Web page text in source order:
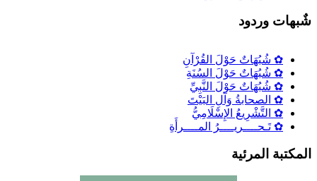
وردود
✿ شُبُهَاتٌ حَوْلَ القُرْآنِ
✿ شُبُهَاتٌ حَوْلَ السُنَةِ
✿ شُبُهَاتٌ حَوْلَ النَّبِيِّ
✿ الصحابةُ وَآلِ البَيْتَ
✿ التَّشْرِيعُ الإِسْلَامِيُّ
✿ تَـحــــريــــرُ المــــرأَةِ
المرئية